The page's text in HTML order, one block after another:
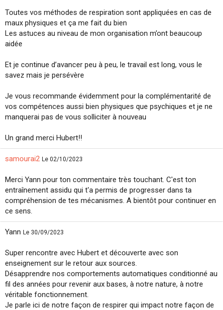
Toutes vos méthodes de respiration sont appliquées en cas de
maux physiques et ça me fait du bien
Les astuces au niveau de mon organisation m’ont beaucoup
aidée
Et je continue d’avancer peu à peu, le travail est long, vous le
savez mais je persévère
Je vous recommande évidemment pour la complémentarité de
vos compétences aussi bien physiques que psychiques et je ne
manquerai pas de vous solliciter à nouveau
Un grand merci Hubert!!
samourai2 Le 02/10/2023
Merci Yann pour ton commentaire très touchant. C'est ton
entraînement assidu qui t'a permis de progresser dans ta
compréhension de tes mécanismes. A bientôt pour continuer en
ce sens.
Yann Le 30/09/2023
Super rencontre avec Hubert et découverte avec son
enseignement sur le retour aux sources.
Désapprendre nos comportements automatiques conditionné au
fil des années pour revenir aux bases, à notre nature, à notre
véritable fonctionnement.
Je parle ici de notre façon de respirer qui impact notre façon de